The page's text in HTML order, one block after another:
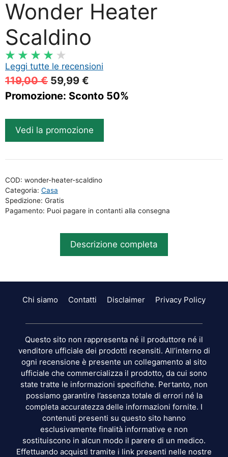
Wonder Heater
Scaldino
Leggi tutte le recensioni
119,00€ Il
prezzo
era:
119,00 €.
59,99 €
prezzo
è:
59,99 €.
Promozione: Sconto 50%
Vedi la promozione
COD: wonder-heater-scaldino
Categoria: Casa
Spedizione: Gratis
Pagamento: Puoi pagare in contanti alla consegna
Descrizione completa
Chi siamo Contatti Disclaimer Privacy Policy
Questo sito non rappresenta né il produttore né il
venditore ufficiale dei prodotti recensiti. All’interno di
ogni recensione è presente un collegamento al sito
ufficiale che commercializza il prodotto, da cui sono
state tratte le informazioni specifiche. Pertanto, non
possiamo garantire l’assenza totale di errori né la
completa accuratezza delle informazioni fornite. I
contenuti presenti su questo sito hanno
esclusivamente finalità informative e non
sostituiscono in alcun modo il parere di un medico.
Effettuando acquisti tramite i link presenti nelle nostre